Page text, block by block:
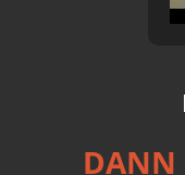
DANN